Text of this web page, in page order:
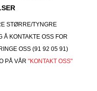
STØRRE/TYNGRE
Å KONTAKTE OSS FOR
OSS (91 92 05 91)
PÅ VÅR "KONTAKT OSS"